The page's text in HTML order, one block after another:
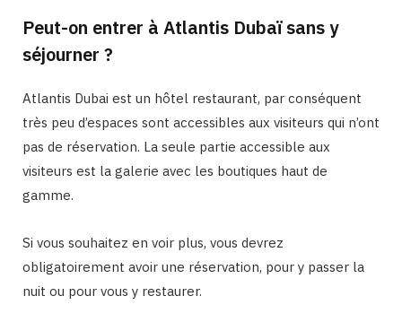
Peut-on entrer à Atlantis Dubaï sans y
séjourner ?
Atlantis Dubai est un hôtel restaurant, par conséquent
très peu d’espaces sont accessibles aux visiteurs qui n’ont
pas de réservation. La seule partie accessible aux
visiteurs est la galerie avec les boutiques haut de
gamme.
Si vous souhaitez en voir plus, vous devrez
obligatoirement avoir une réservation, pour y passer la
nuit ou pour vous y restaurer.